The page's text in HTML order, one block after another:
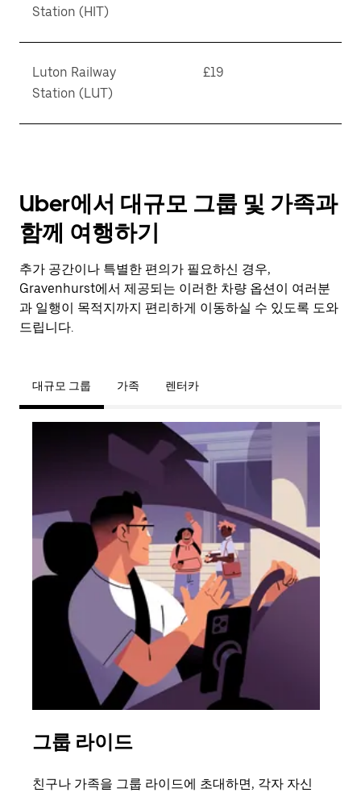
Station (HIT)
Luton Railway
Station (LUT)
£19
Uber에서 대규모 그룹 및 가족과
함께 여행하기
추가 공간이나 특별한 편의가 필요하신 경우,
Gravenhurst에서 제공되는 이러한 차량 옵션이 여러분
과 일행이 목적지까지 편리하게 이동하실 수 있도록 도와
드립니다.
대규모 그룹 가족 렌터카
그룹 라이드
친구나 가족을 그룹 라이드에 초대하면, 각자 자신